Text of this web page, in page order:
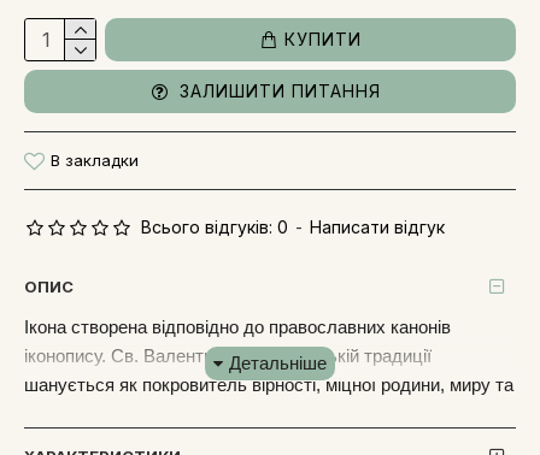
Всього відгуків: 0 - Написати відгук
КУПИТИ
ЗАЛИШИТИ ПИТАННЯ
В закладки
ОПИС
Ікона створена відповідно до православних канонів
іконопису. Св. Валентин у християнській традиції
шанується як покровитель вірності, міцної родини, миру та